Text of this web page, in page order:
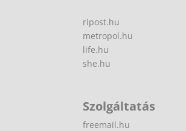
ripost.hu
metropol.hu
life.hu
she.hu
Szolgáltatás
freemail.hu